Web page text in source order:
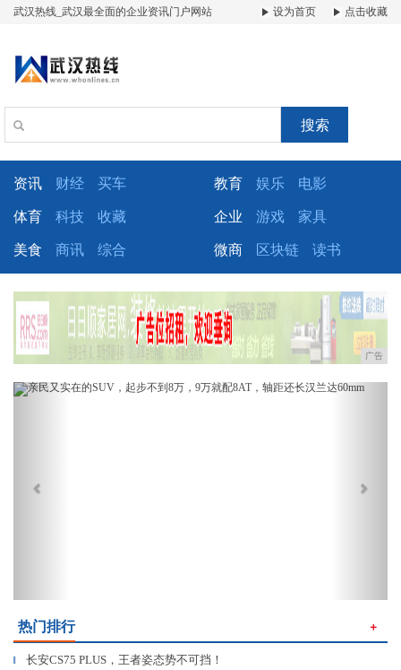
武汉热线_武汉最全面的企业资讯门户网站 设为首页 点击收藏
搜索
资讯 财经 买车 教育 娱乐 电影
体育 科技 收藏 企业 游戏 家具
美食 商讯 综合 微商 区块链 读书
广告
Previous Next
热门排行 ＋
▎ 长安CS75 PLUS，王者姿态势不可挡！